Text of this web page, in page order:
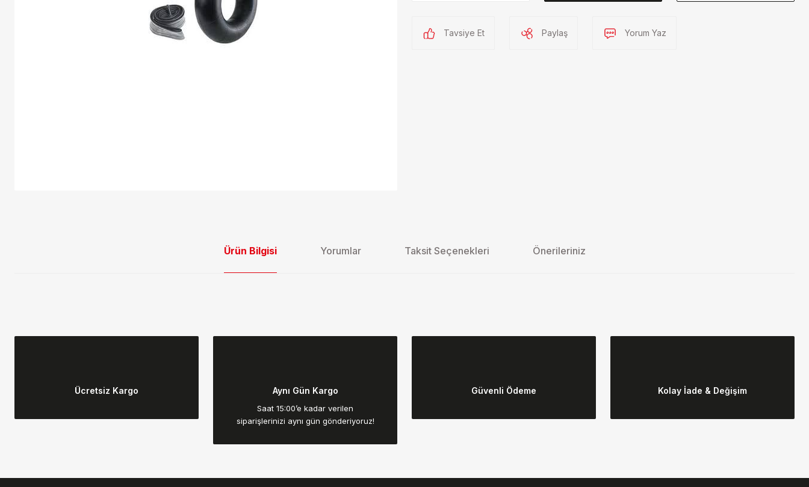
Tavsiye Et Paylaş Yorum Yaz
Ürün Bilgisi Yorumlar Taksit Seçenekleri Önerileriniz
Ürün resmi kalitesiz, bozuk veya görüntülenemiyor.
Ücretsiz Kargo Aynı Gün Kargo
Saat 15:00’e kadar verilen
siparişlerinizi aynı gün gönderiyoruz!
Güvenli Ödeme Kolay İade & Değişim